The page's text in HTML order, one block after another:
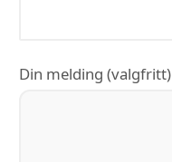
Din melding (valgfritt)